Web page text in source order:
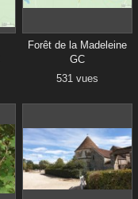
Forêt de la Madeleine
GC
531 vues